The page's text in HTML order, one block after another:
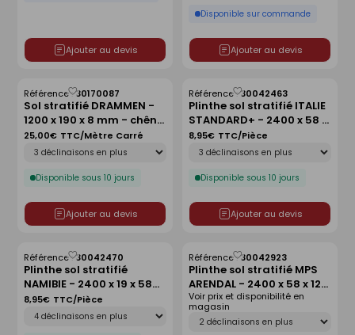
Ajouter au devis
Disponible sur commande
Ajouter au devis
Sol stratifié DRAMMEN -
1200 x 190 x 8 mm - chêne
cuir marron
Référence :30170087
Disponible sous 10 jours
25,00€ TTC/Mètre Carré
Ajouter au devis
Enregistrer
comme
liste
Plinthe sol stratifié ITALIE
STANDARD+ - 2400 x 58 x
19 mm - chêne century
beige
Référence :30042463
Disponible sous 10 jours
8,95€ TTC/Pièce
Ajouter au devis
Enregistrer
comme
liste
Plinthe sol stratifié
NAMIBIE - 2400 x 19 x 58
mm - chêne oriental
beige
Référence :30042470
8,95€ TTC/Pièce
Enregistrer
comme
liste
Plinthe sol stratifié MPS
ARENDAL - 2400 x 58 x 12
mm - chêne gris Vintage
Référence :30042923
Déclinaison
Voir prix et disponibilité en
magasin
Enregistrer
comme
liste